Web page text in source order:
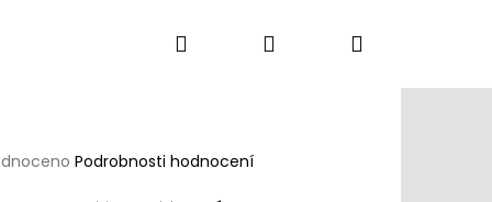
Kancelářská křesla Konferenční židle
Hledat PřihlášeníNákupní
Podrobnosti hodnocení